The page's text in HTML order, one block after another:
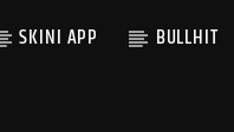
SKINI APP BULLHIT